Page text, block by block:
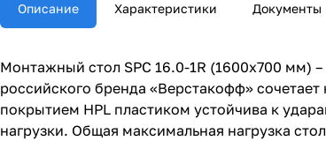
Описание Характеристики Документы
Монтажный стол SPC 16.0-1R (1600х700 мм)
российского бренда «Верстакофф»
покрытием HPL пластиком устойчива к
нагрузки. Общая максимальная нагрузка